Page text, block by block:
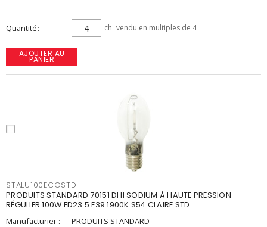
Quantité ch vendu en multiples de 4
AJOUTER AU
PANIER
STALU100ECOSTD
PRODUITS STANDARD 70151 DHI SODIUM À HAUTE PRESSION
RÉGULIER 100W ED23.5 E39 1900K S54 CLAIRE STD
Manufacturier :
PRODUITS STANDARD